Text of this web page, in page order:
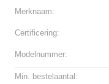
Merknaam:
Certificering:
Modelnummer:
Min. bestelaantal: